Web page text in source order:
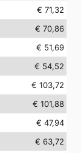
€ 71,32
€ 70,86
€ 51,69
€ 54,52
€ 103,72
€ 101,88
€ 47,94
€ 63,72